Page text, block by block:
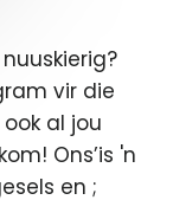
vir die
al jou
Ons’is 'n
en ;